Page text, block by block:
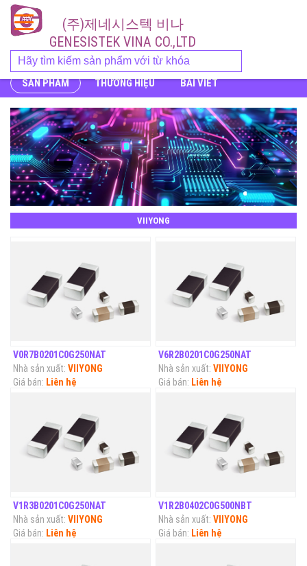
(주)제네시스텍 비나
GENESISTEK VINA CO.,LTD
SẢN PHẨM THƯƠNG HIỆU BÀI VIẾT
VIIYONG
V0R7B0201C0G250NAT
Nhà sản xuất: VIIYONG
Giá bán: Liên hệ
V6R2B0201C0G250NAT
Nhà sản xuất: VIIYONG
Giá bán: Liên hệ
V1R3B0201C0G250NAT
Nhà sản xuất: VIIYONG
Giá bán: Liên hệ
V1R2B0402C0G500NBT
Nhà sản xuất: VIIYONG
Giá bán: Liên hệ